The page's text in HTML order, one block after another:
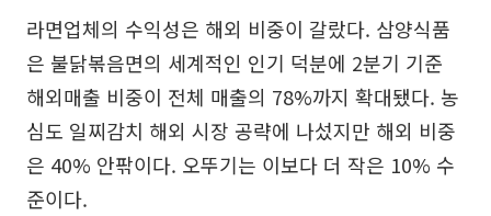
라면업체의 수익성은 해외 비중이 갈랐다. 삼양식품
은 불닭볶음면의 세계적인 인기 덕분에 2분기 기준
해외매출 비중이 전체 매출의 78%까지 확대됐다. 농
심도 일찌감치 해외 시장 공략에 나섰지만 해외 비중
은 40% 안팎이다. 오뚜기는 이보다 더 작은 10% 수
준이다.